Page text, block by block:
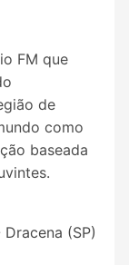
FM que
de
como
baseada
(SP)